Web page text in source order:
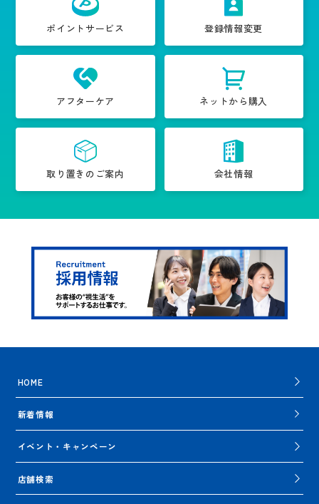
ポイントサービス 登録情報変更
アフターケア ネットから購入
取り置きのご案内 会社情報
HOME
新着情報
イベント・キャンペーン
店舗検索